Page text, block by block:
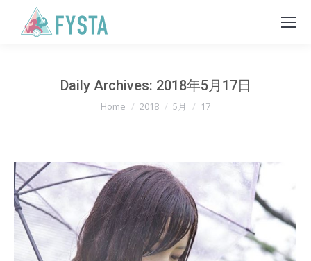
Daily Archives: 2018年5月17日
You are here:
Home 2018 5月 17